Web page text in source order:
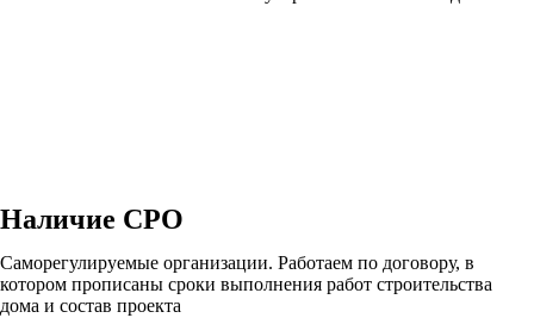
Наличие СРО
Саморегулируемые организации. Работаем по договору, в
котором прописаны сроки выполнения работ строительства
дома и состав проекта